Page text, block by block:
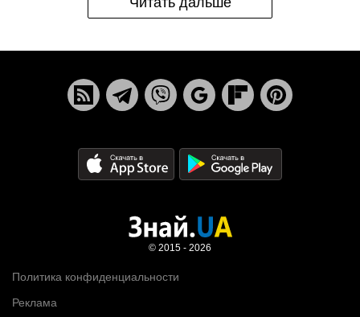
Политика конфиденциальности
Реклама
© 2015 - 2026